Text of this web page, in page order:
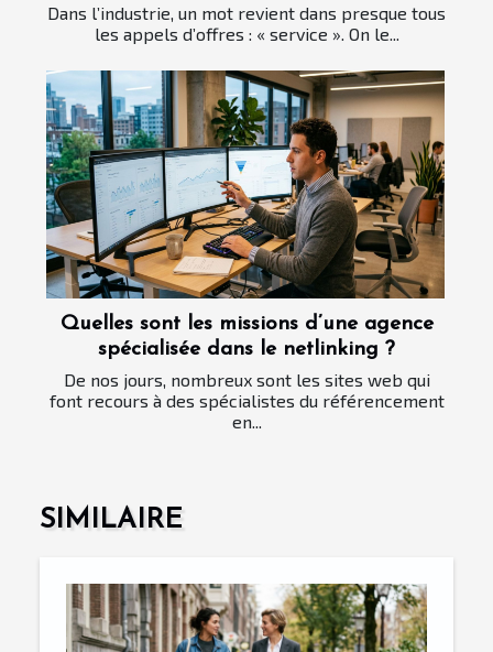
Dans l’industrie, un mot revient dans presque tous
les appels d’offres : « service ». On le...
Quelles sont les missions d’une agence
spécialisée dans le netlinking ?
De nos jours, nombreux sont les sites web qui
font recours à des spécialistes du référencement
en...
SIMILAIRE